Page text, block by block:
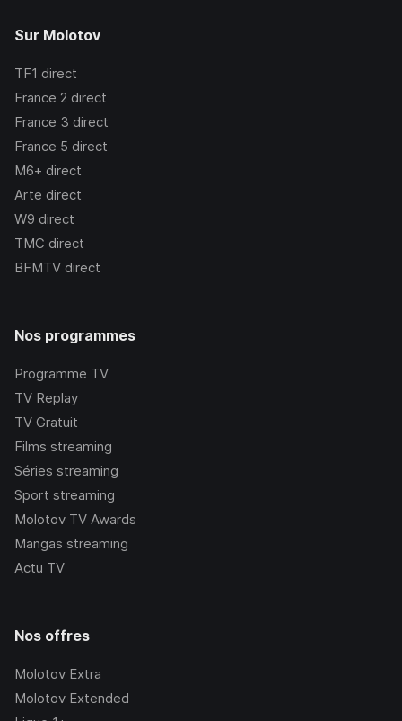
Sur Molotov
TF1 direct
France 2 direct
France 3 direct
France 5 direct
M6+ direct
Arte direct
W9 direct
TMC direct
BFMTV direct
Nos programmes
Programme TV
TV Replay
TV Gratuit
Films streaming
Séries streaming
Sport streaming
Molotov TV Awards
Mangas streaming
Actu TV
Nos offres
Molotov Extra
Molotov Extended